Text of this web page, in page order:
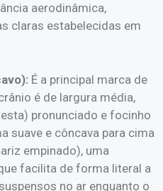
aerodinâmica,
claras estabelecidas em
É a principal marca de
é de largura média,
pronunciado e focinho
suave e côncava para cima
empinado), uma
facilita de forma literal a
no ar enquanto o